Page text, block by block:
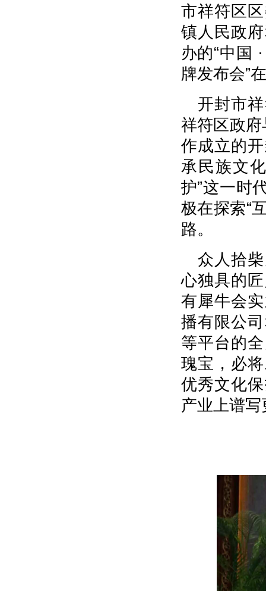
市祥符区
镇人民政
办的“中国
牌发布会”
开封市
祥符区政
作成立的
承民族文
护”这一时
极在探索“
路。
众人拾
心独具的
有犀牛会
播有限公
等平台的
瑰宝，必
优秀文化
产业上谱